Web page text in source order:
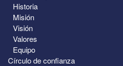
Historia
Misión
Visión
Valores
Equipo
Círculo de confianza